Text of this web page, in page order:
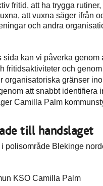
fritid, att ha trygga
att vuxna säger ifrån
och andra
sida kan vi påverka
fritidsaktiviteter och
organisatoriska gränser
att snabbt
Camilla Palm
till handslaget
polisområde Blekinge
KSO Camilla Palm